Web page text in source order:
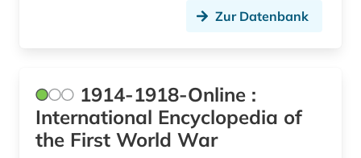
bayerische staatsbibliothek (4)
beamter (1)
beeinträchtigung (1)
Zur Datenbank
1914-1918-Online :
International Encyclopedia of
the First World War